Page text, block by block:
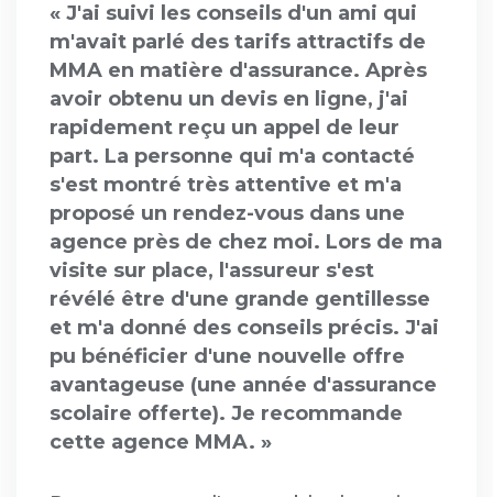
« J'ai suivi les conseils d'un ami qui
m'avait parlé des tarifs attractifs de
MMA en matière d'assurance. Après
avoir obtenu un devis en ligne, j'ai
rapidement reçu un appel de leur
part. La personne qui m'a contacté
s'est montré très attentive et m'a
proposé un rendez-vous dans une
agence près de chez moi. Lors de ma
visite sur place, l'assureur s'est
révélé être d'une grande gentillesse
et m'a donné des conseils précis. J'ai
pu bénéficier d'une nouvelle offre
avantageuse (une année d'assurance
scolaire offerte). Je recommande
cette agence MMA. »